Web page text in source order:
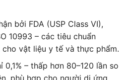
bởi FDA (USP Class VI),
10993 – các tiêu chuẩn
cho vật liệu y tế và thực phẩm.
0,1% – thấp hơn 80–120 lần so